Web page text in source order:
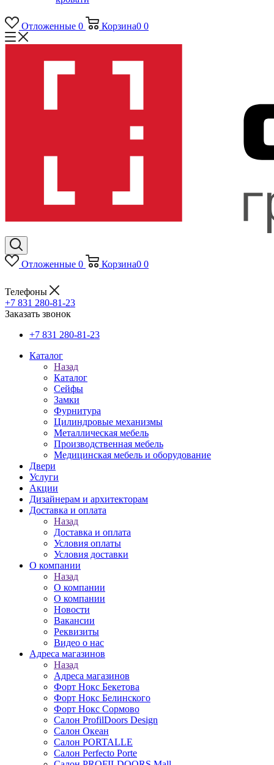
Отложенные 0 Корзина0 0
Отложенные 0 Корзина0 0
Телефоны
+7 831 280-81-23
Заказать звонок
+7 831 280-81-23
Каталог
Назад
Каталог
Сейфы
Замки
Фурнитура
Цилиндровые механизмы
Металлическая мебель
Производственная мебель
Медицинская мебель и оборудование
Двери
Услуги
Акции
Дизайнерам и архитекторам
Доставка и оплата
Назад
Доставка и оплата
Условия оплаты
Условия доставки
О компании
Назад
О компании
О компании
Новости
Вакансии
Реквизиты
Видео о нас
Адреса магазинов
Назад
Адреса магазинов
Форт Нокс Бекетова
Форт Нокс Белинского
Форт Нокс Сормово
Салон ProfilDoors Design
Салон Океан
Салон PORTALLE
Салон Perfecto Portе